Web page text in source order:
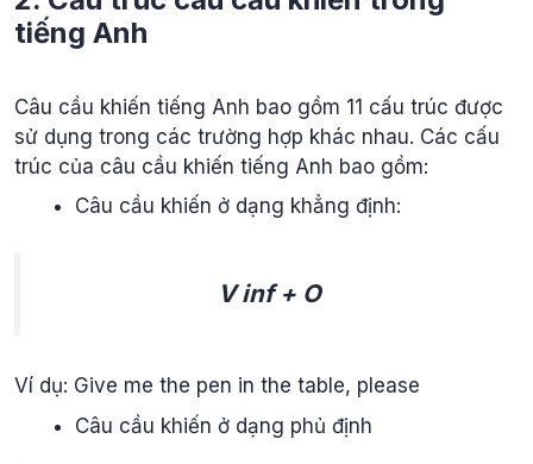
tiếng Anh
Câu cầu khiến tiếng Anh bao gồm 11 cấu trúc được
sử dụng trong các trường hợp khác nhau. Các cấu
trúc của câu cầu khiến tiếng Anh bao gồm:
Câu cầu khiến ở dạng khẳng định:
V inf + O
Ví dụ: Give me the pen in the table, please
Câu cầu khiến ở dạng phủ định